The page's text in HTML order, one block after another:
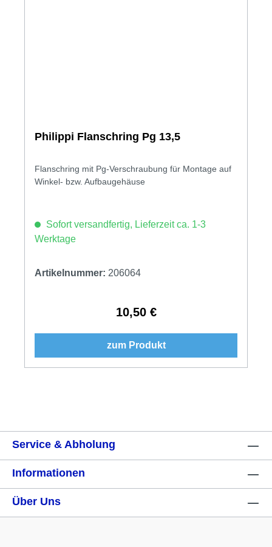
Philippi Flanschring Pg 13,5
Flanschring mit Pg-Verschraubung für Montage auf
Winkel- bzw. Aufbaugehäuse
Sofort versandfertig, Lieferzeit ca. 1-3
Werktage
Artikelnummer: 206064
Regulärer Preis:
10,50 €
zum Produkt
Service & Abholung
Informationen
Über Uns